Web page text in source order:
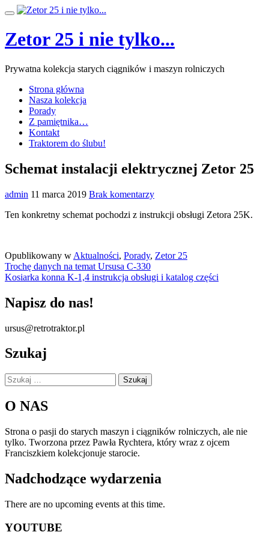
Przeskocz
treści
Przełącz
Zetor 25 i nie tylko...
Prywatna kolekcja starych ciągników i maszyn rolniczych
Strona główna
Nasza kolekcja
Porady
Z pamiętnika…
Kontakt
Traktorem do ślubu!
Schemat instalacji elektrycznej Zetor 25
admin 11 marca 2019 Brak komentarzy
Ten konkretny schemat pochodzi z instrukcji obsługi Zetora 25K.
Opublikowany w Aktualności, Porady, Zetor 25
Nawigacja
wpisu
Trochę danych na temat Ursusa C-330
Kosiarka konna K-1,4 instrukcja obsługi i katalog części
Napisz do nas!
ursus@retrotraktor.pl
Szukaj
Szukaj:
O NAS
Strona o pasji do starych maszyn i ciągników rolniczych, ale nie
tylko. Tworzona przez Pawła Rychtera, który wraz z ojcem
Franciszkiem kolekcjonuje starocie.
Nadchodzące wydarzenia
There are no upcoming events at this time.
YOUTUBE